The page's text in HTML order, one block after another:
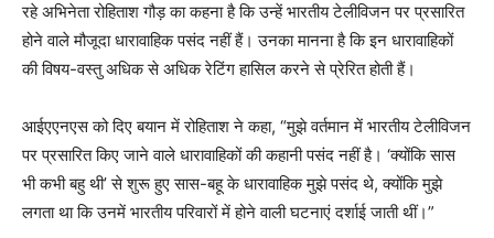
रहे अभिनेता रोहिताश गौड़ का कहना है कि उन्हें भारतीय टेलीविजन पर प्रसारित
होने वाले मौजूदा धारावाहिक पसंद नहीं हैं। उनका मानना है कि इन धारावाहिकों
की विषय-वस्तु अधिक से अधिक रेटिंग हासिल करने से प्रेरित होती हैं।
आईएएनएस को दिए बयान में रोहिताश ने कहा, “मुझे वर्तमान में भारतीय टेलीविजन
पर प्रसारित किए जाने वाले धारावाहिकों की कहानी पसंद नहीं है। ‘क्योंकि सास
भी कभी बहु थी’ से शुरू हुए सास-बहू के धारावाहिक मुझे पसंद थे, क्योंकि मुझे
लगता था कि उनमें भारतीय परिवारों में होने वाली घटनाएं दर्शाई जाती थीं।”